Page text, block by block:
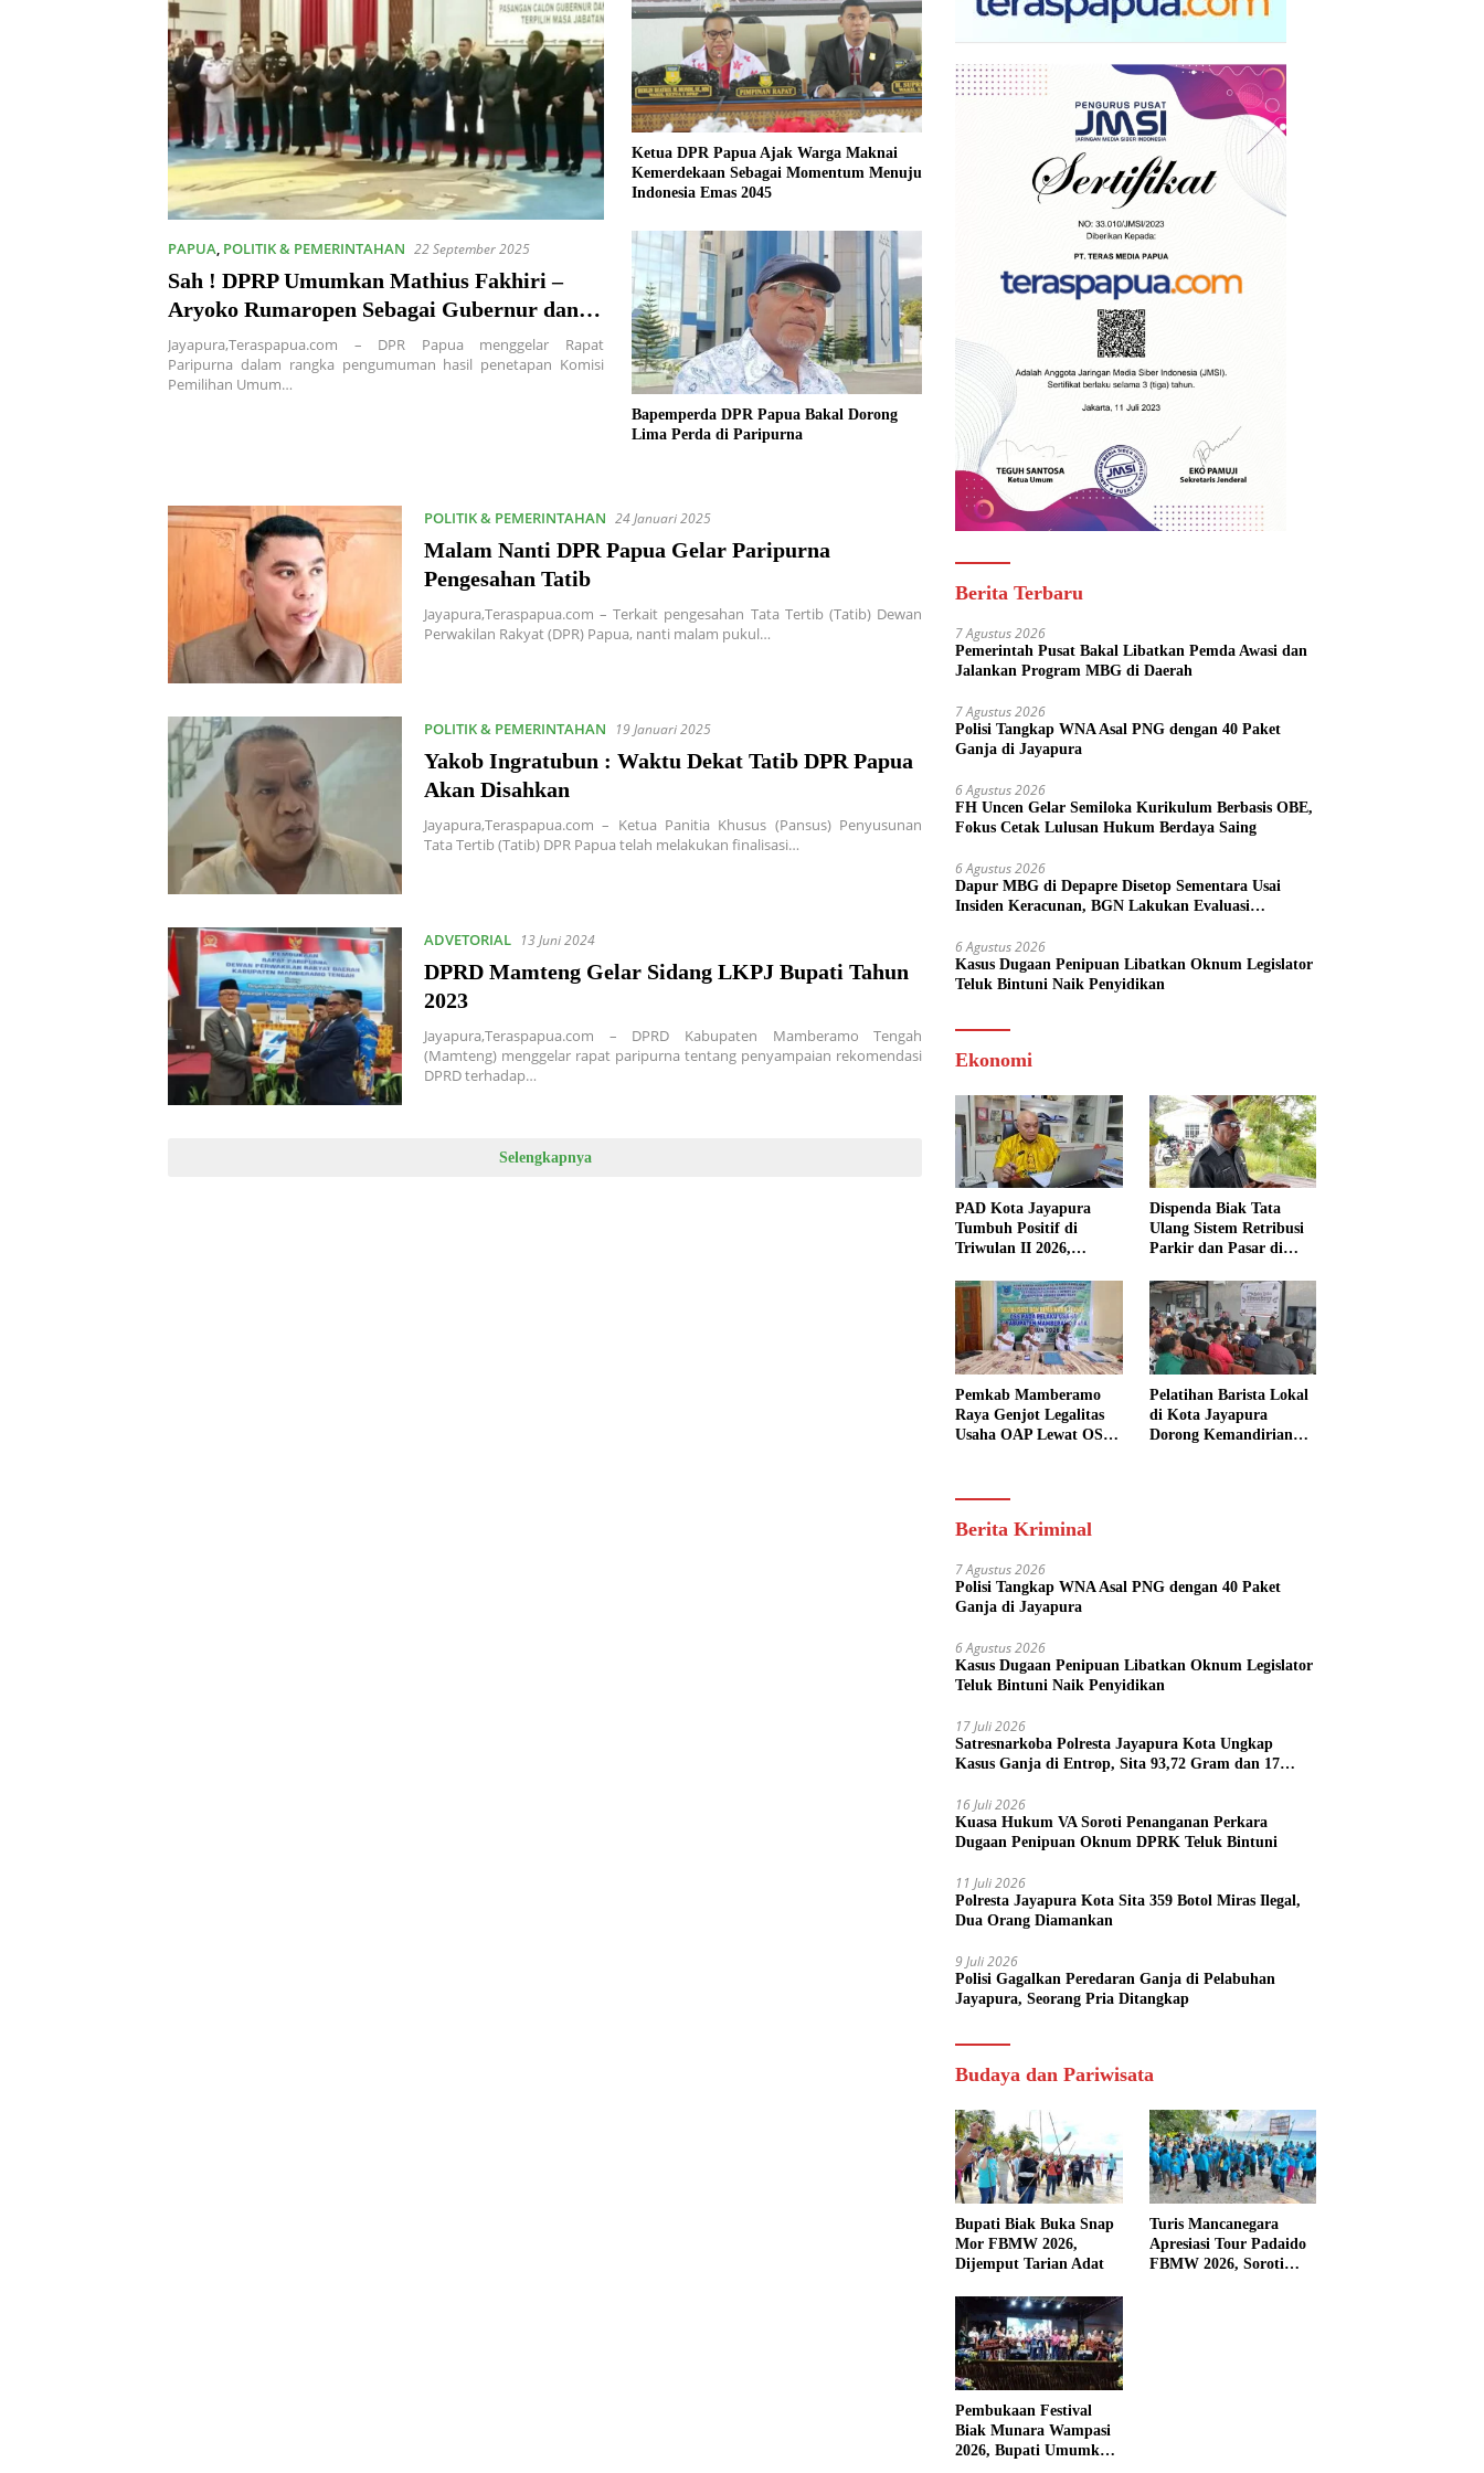
PAPUA, POLITIK & PEMERINTAHAN 22 September 2025
Sah ! DPRP Umumkan Mathius Fakhiri –
Aryoko Rumaropen Sebagai Gubernur dan
Wagub Papua Periode 2025 – 2030
Jayapura,Teraspapua.com – DPR Papua menggelar Rapat
Paripurna dalam rangka pengumuman hasil penetapan Komisi
Pemilihan Umum…
Ketua DPR Papua Ajak Warga Maknai
Kemerdekaan Sebagai Momentum Menuju
Indonesia Emas 2045
Bapemperda DPR Papua Bakal Dorong
Lima Perda di Paripurna
POLITIK & PEMERINTAHAN 24 Januari 2025
Malam Nanti DPR Papua Gelar Paripurna
Pengesahan Tatib
Jayapura,Teraspapua.com – Terkait pengesahan Tata Tertib (Tatib) Dewan
Perwakilan Rakyat (DPR) Papua, nanti malam pukul…
POLITIK & PEMERINTAHAN 19 Januari 2025
Yakob Ingratubun : Waktu Dekat Tatib DPR Papua
Akan Disahkan
Jayapura,Teraspapua.com – Ketua Panitia Khusus (Pansus) Penyusunan
Tata Tertib (Tatib) DPR Papua telah melakukan finalisasi…
ADVETORIAL 13 Juni 2024
DPRD Mamteng Gelar Sidang LKPJ Bupati Tahun
2023
Jayapura,Teraspapua.com – DPRD Kabupaten Mamberamo Tengah
(Mamteng) menggelar rapat paripurna tentang penyampaian rekomendasi
DPRD terhadap…
Selengkapnya
Berita Terbaru
7 Agustus 2026
Pemerintah Pusat Bakal Libatkan Pemda Awasi dan
Jalankan Program MBG di Daerah
7 Agustus 2026
Polisi Tangkap WNA Asal PNG dengan 40 Paket
Ganja di Jayapura
6 Agustus 2026
FH Uncen Gelar Semiloka Kurikulum Berbasis OBE,
Fokus Cetak Lulusan Hukum Berdaya Saing
6 Agustus 2026
Dapur MBG di Depapre Disetop Sementara Usai
Insiden Keracunan, BGN Lakukan Evaluasi
6 Agustus 2026
Kasus Dugaan Penipuan Libatkan Oknum Legislator
Teluk Bintuni Naik Penyidikan
Ekonomi
PAD Kota Jayapura
Tumbuh Positif di
Triwulan II 2026,
Target
Dispenda Biak Tata
Ulang Sistem Retribusi
Parkir dan Pasar di
Pemkab Mamberamo
Raya Genjot Legalitas
Usaha OAP Lewat OSS,
Pelatihan Barista Lokal
di Kota Jayapura
Dorong Kemandirian
Berita Kriminal
7 Agustus 2026
Polisi Tangkap WNA Asal PNG dengan 40 Paket
Ganja di Jayapura
6 Agustus 2026
Kasus Dugaan Penipuan Libatkan Oknum Legislator
Teluk Bintuni Naik Penyidikan
17 Juli 2026
Satresnarkoba Polresta Jayapura Kota Ungkap
Kasus Ganja di Entrop, Sita 93,72 Gram dan 17
16 Juli 2026
Kuasa Hukum VA Soroti Penanganan Perkara
Dugaan Penipuan Oknum DPRK Teluk Bintuni
11 Juli 2026
Polresta Jayapura Kota Sita 359 Botol Miras Ilegal,
Dua Orang Diamankan
9 Juli 2026
Polisi Gagalkan Peredaran Ganja di Pelabuhan
Jayapura, Seorang Pria Ditangkap
Budaya dan Pariwisata
Bupati Biak Buka Snap
Mor FBMW 2026,
Dijemput Tarian Adat
Turis Mancanegara
Apresiasi Tour Padaido
FBMW 2026, Soroti
Pembukaan Festival
Biak Munara Wampasi
2026, Bupati Umumkan